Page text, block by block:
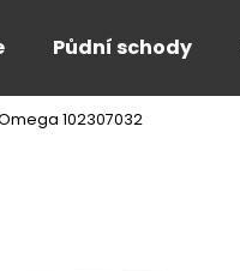
Půdní schody
102307032
najít?